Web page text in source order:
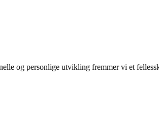
og personlige utvikling fremmer vi et